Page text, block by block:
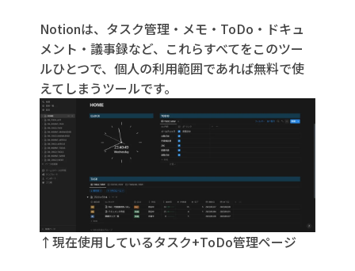
Notionは、タスク管理・メモ・ToDo・ドキュ
メント・議事録など、これらすべてをこのツー
ルひとつで、個人の利用範囲であれば無料で使
えてしまうツールです。
↑現在使用しているタスク+ToDo管理ページ